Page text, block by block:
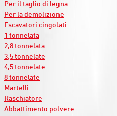
Per il taglio di legna
Per la demolizione
Escavatori cingolati
1 tonnelata
2,8 tonnelata
3,5 tonnelate
4,5 tonnelate
8 tonnelate
Martelli
Raschiatore
Abbattimento polvere